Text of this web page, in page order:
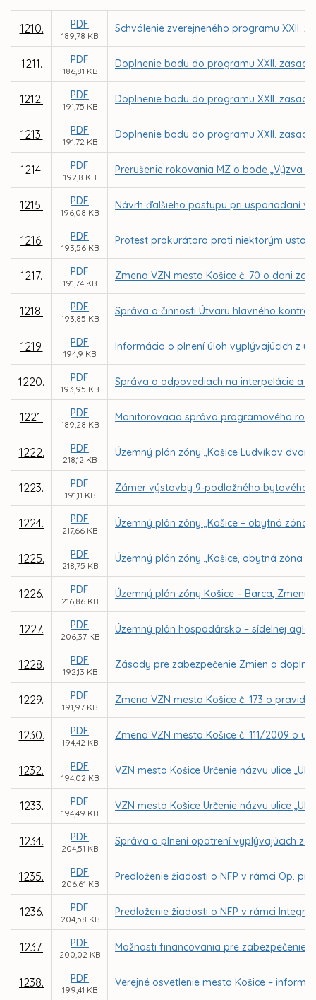
1210. PDF
189,78 KB
Schválenie zverejneného programu XXII.
1211. PDF
186,81 KB
Doplnenie bodu do programu XXII.
1212. PDF
191,75 KB
Doplnenie bodu do programu XXII.
1213. PDF
191,72 KB
Doplnenie bodu do programu XXII.
1214. PDF
192,8 KB
Prerušenie rokovania MZ o bode „Výzva
1215. PDF
196,08 KB
Návrh ďalšieho postupu pri usporiadaní
1216. PDF
193,56 KB
Protest prokurátora proti niektorým
1217. PDF
191,74 KB
Zmena VZN mesta Košice č. 70 o dani za
1218. PDF
193,85 KB
Správa o činnosti Útvaru hlavného
1219. PDF
194,9 KB
Informácia o plnení úloh vyplývajúcich z
1220. PDF
193,95 KB
Správa o odpovediach na interpelácie a
1221. PDF
189,28 KB
Monitorovacia správa programového
1222. PDF
218,12 KB
Územný plán zóny „Košice Ludvíkov dvor –
1223. PDF
191,11 KB
Zámer výstavby 9-podlažného bytového
1224. PDF
217,66 KB
Územný plán zóny „Košice – obytná zóna
1225. PDF
218,75 KB
Územný plán zóny „Košice, obytná zóna
1226. PDF
216,86 KB
Územný plán zóny Košice – Barca, Zmeny
1227. PDF
206,37 KB
Územný plán hospodársko – sídelnej
1228. PDF
192,13 KB
Zásady pre zabezpečenie Zmien a
1229. PDF
191,97 KB
Zmena VZN mesta Košice č. 173 o
1230. PDF
194,42 KB
Zmena VZN mesta Košice č. 111/2009 o
1232. PDF
194,02 KB
VZN mesta Košice Určenie názvu ulice
1233. PDF
194,49 KB
VZN mesta Košice Určenie názvu ulice
1234. PDF
204,51 KB
Správa o plnení opatrení vyplývajúcich z
1235. PDF
206,61 KB
Predloženie žiadosti o NFP v rámci Op.
1236. PDF
204,58 KB
Predloženie žiadosti o NFP v rámci
1237. PDF
200,02 KB
Možnosti financovania pre
1238. PDF
199,41 KB
Verejné osvetlenie mesta Košice –